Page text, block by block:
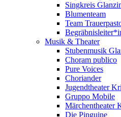
Singkreis
Blumenteam
Team
Musik & Theater
Stubenmusik
Choram publico
Pure Voices
Choriander
Jugendtheater
Gruppo Mobile
Märchentheater
Die Pinguine